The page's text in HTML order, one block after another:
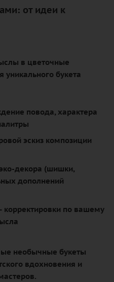
от идеи к
в цветочные
букета
повода, характера
эскиз композиции
декора (шишки,
дополнений
корректировки по вашему
необычные букеты
вдохновения и